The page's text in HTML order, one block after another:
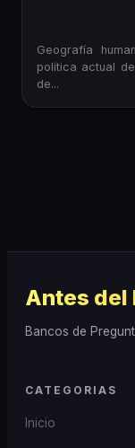
Geografía
política actual
de...
Antes del
Bancos de
CATEGORIAS
Inicio